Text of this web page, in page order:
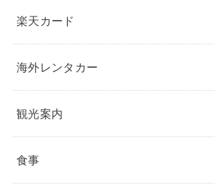
楽天カード
海外レンタカー
観光案内
食事